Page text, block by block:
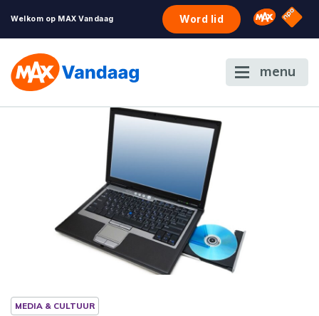
Welkom op MAX Vandaag Word lid Omroep
NPO
menu
MEDIA & CULTUUR